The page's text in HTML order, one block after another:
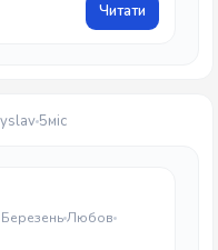
Читати
5міс
Любов